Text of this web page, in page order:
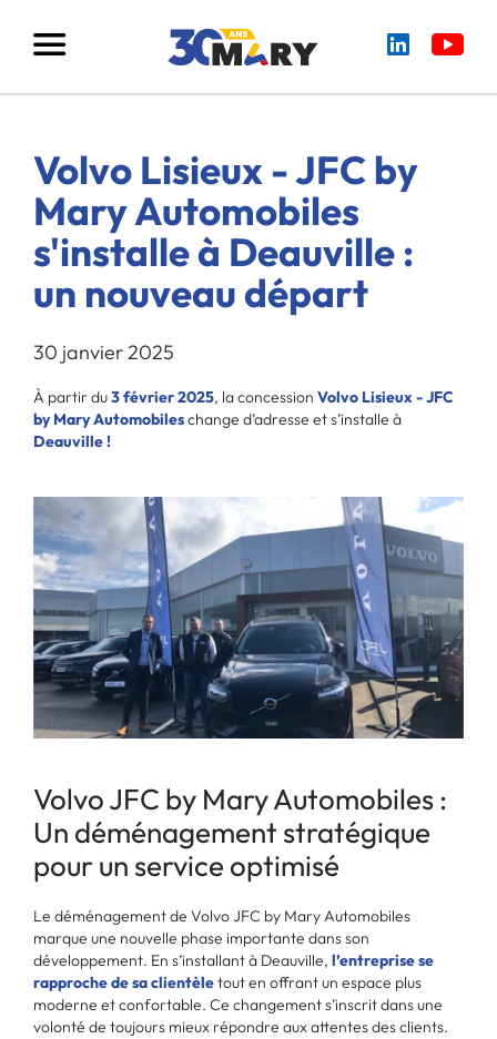
Volvo Lisieux - JFC by
Mary Automobiles
s'installe à Deauville :
un nouveau départ
30 janvier 2025
À partir du3 février 2025, la concession Volvo Lisieux - JFC
by Mary Automobileschange d’adresse et s’installe à
Deauville !
Volvo JFC by Mary Automobiles :
Un déménagement stratégique
pour un service optimisé
Le déménagement de Volvo JFC by Mary Automobiles
marque une nouvelle phase importante dans son
développement. En s’installant à Deauville, l’entreprise se
rapproche de sa clientèletout en offrant un espace plus
moderne et confortable. Ce changement s’inscrit dans une
volonté de toujours mieux répondre aux attentes des clients.